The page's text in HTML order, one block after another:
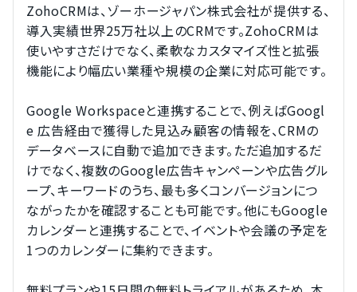
ZohoCRMは、ゾーホージャパン株式会社が提供する、
導入実績世界25万社以上のCRMです。ZohoCRMは
使いやすさだけでなく、柔軟なカスタマイズ性と拡張
機能により幅広い業種や規模の企業に対応可能です。
Google Workspaceと連携することで、例えばGoogl
e 広告経由で獲得した見込み顧客の情報を、CRMの
データベースに自動で追加できます。ただ追加するだ
けでなく、複数のGoogle広告キャンペーンや広告グル
ープ、キーワードのうち、最も多くコンバージョンにつ
ながったかを確認することも可能です。他にもGoogle
カレンダーと連携することで、イベントや会議の予定を
1つのカレンダーに集約できます。